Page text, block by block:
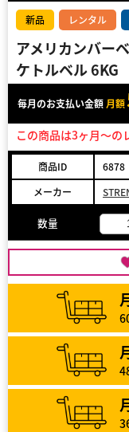
新品 レンタル
アメリカンバー
ケトルベル 6KG
毎月のお支払い金額 月額
この商品は3ヶ月～の
商品ID
6878
メーカー
数量